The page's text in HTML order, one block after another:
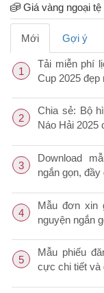
Giá vàng ngoại tệ
Mới Gợi ý
1
Tải miễn phí
Cup 2025
2
Chia sẻ: Bộ
Náo Hải 2025
3
Download
ngắn gọn, đầy
4
Mẫu đơn xin
nguyện ngắn
5
Mẫu phiếu
cực chi tiết và